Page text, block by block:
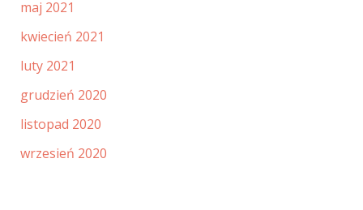
maj 2021
kwiecień 2021
luty 2021
grudzień 2020
listopad 2020
wrzesień 2020